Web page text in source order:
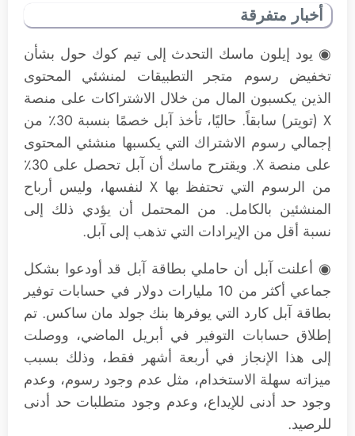
أخبار متفرقة
◉ يود إيلون ماسك التحدث إلى تيم كوك حول بشأن
تخفيض رسوم متجر التطبيقات لمنشئي المحتوى
الذين يكسبون المال من خلال الاشتراكات على منصة
X (تويتر) سابقاً. حاليًا، تأخذ آبل خصمًا بنسبة 30٪ من
إجمالي رسوم الاشتراك التي يكسبها منشئي المحتوى
على منصة X. ويقترح ماسك أن آبل تحصل على 30٪
من الرسوم التي تحتفظ بها X لنفسها، وليس أرباح
المنشئين بالكامل. من المحتمل أن يؤدي ذلك إلى
نسبة أقل من الإيرادات التي تذهب إلى آبل.
◉ أعلنت آبل أن حاملي بطاقة آبل قد أودعوا بشكل
جماعي أكثر من 10 مليارات دولار في حسابات توفير
بطاقة آبل كارد التي يوفرها بنك جولد مان ساكس. تم
إطلاق حسابات التوفير في أبريل الماضي، ووصلت
إلى هذا الإنجاز في أربعة أشهر فقط، وذلك بسبب
ميزاته سهلة الاستخدام، مثل عدم وجود رسوم، وعدم
وجود حد أدنى للإيداع، وعدم وجود متطلبات حد أدنى
للرصيد.